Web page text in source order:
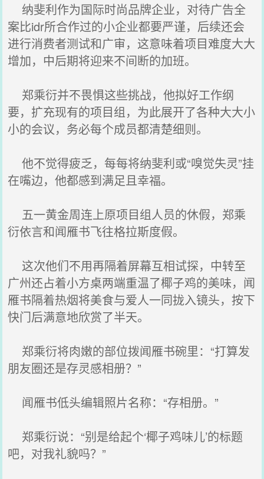
纳斐利作为国际时尚品牌企业，对待广告全
案比idr所合作过的小企业都要严谨，后续还会
进行消费者测试和广审，这意味着项目难度大大
增加，中后期将迎来不间断的加班。
郑乘衍并不畏惧这些挑战，他拟好工作纲
要，扩充现有的项目组，为此展开了各种大大小
小的会议，务必每个成员都清楚细则。
他不觉得疲乏，每每将纳斐利或“嗅觉失灵”挂
在嘴边，他都感到满足且幸福。
五一黄金周连上原项目组人员的休假，郑乘
衍依言和闻雁书飞往格拉斯度假。
这次他们不用再隔着屏幕互相试探，中转至
广州还占着小方桌两端重温了椰子鸡的美味，闻
雁书隔着热烟将美食与爱人一同拢入镜头，按下
快门后满意地欣赏了半天。
郑乘衍将肉嫩的部位拨闻雁书碗里：“打算发
朋友圈还是存灵感相册？”
闻雁书低头编辑照片名称：“存相册。”
郑乘衍说：“别是给起个‘椰子鸡味儿’的标题
吧，对我礼貌吗？”